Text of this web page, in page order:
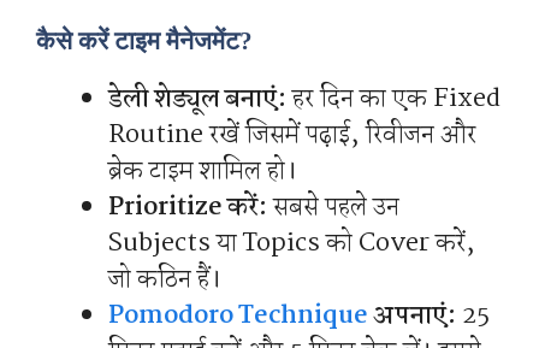
कैसे करें टाइम मैनेजमेंट?
डेली शेड्यूल बनाएं:हर दिन का एक Fixed
Routine रखें जिसमें पढ़ाई, रिवीजन और
ब्रेक टाइम शामिल हो।
Prioritize करें:सबसे पहले उन
Subjects या Topics को Cover करें,
जो कठिन हैं।
Pomodoro Techniqueअपनाएं: 25